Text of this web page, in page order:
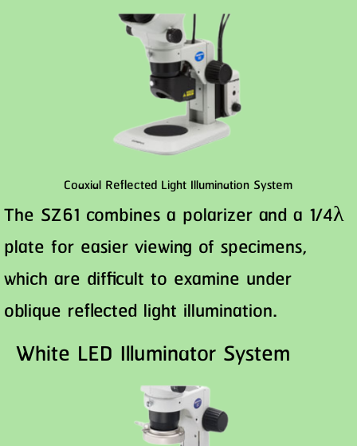
Coaxial Reflected Light Illumination System
The SZ61 combines a polarizer and a 1/4λ
plate for easier viewing of specimens,
which are difficult to examine under
oblique reflected light illumination.
White LED Illuminator System